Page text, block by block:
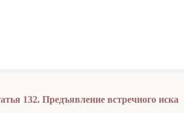
132. Предъявление встречного иска